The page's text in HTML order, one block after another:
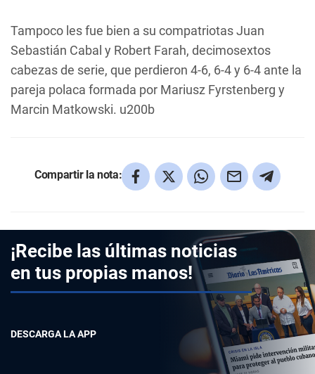
Tampoco les fue bien a su compatriotas Juan
Sebastián Cabal y Robert Farah, decimosextos
cabezas de serie, que perdieron 4-6, 6-4 y 6-4 ante la
pareja polaca formada por Mariusz Fyrstenberg y
Marcin Matkowski. u200b
Compartir la nota:
¡Recibe las últimas noticias
en tus propias manos!
DESCARGA LA APP